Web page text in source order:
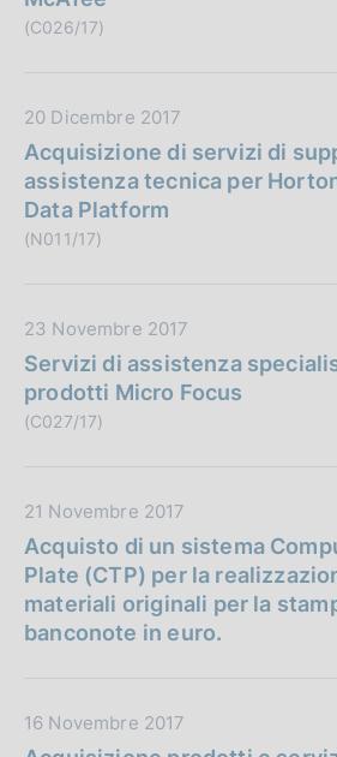
a
z
n
e
:
a
b
l
i
c
a
o
n
e
:
(C026/17)
D
a
t
a
P
b
i
c
a
o
n
e
:
20 Dicembre 2017
Acquisizione di servizi di
assistenza tecnica per
Data Platform
(N011/17)
D
a
t
a
b
l
i
c
a
o
23 Novembre 2017
Servizi di assistenza
prodotti Micro Focus
(C027/17)
D
a
t
a
P
b
21 Novembre 2017
Acquisto di un sistema
Plate (CTP) per la
materiali originali per la
banconote in euro.
D
a
16 Novembre 2017